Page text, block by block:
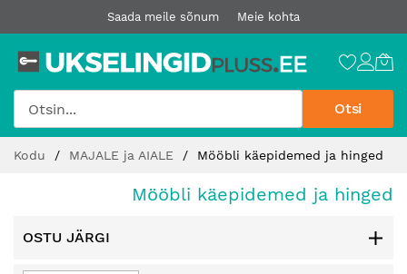
Saada meile sõnum Meie kohta
Otsi
sisu
Kodu MAJALE ja AIALE Mööbli käepidemed ja hinged
Mööbli käepidemed ja hinged
OSTU JÄRGI